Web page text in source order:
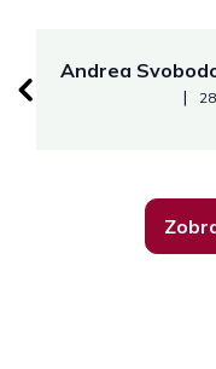
Andrea
Hodnocení |